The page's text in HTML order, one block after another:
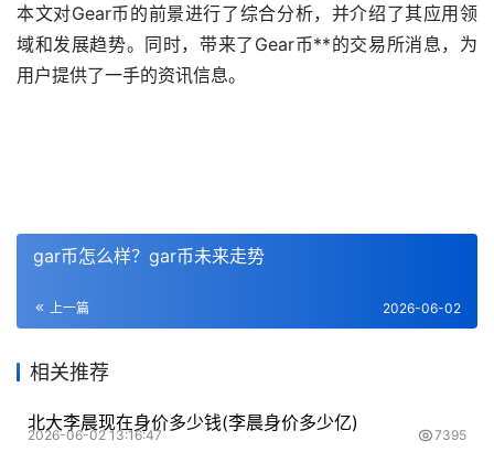
本文对Gear币的前景进行了综合分析，并介绍了其应用领
域和发展趋势。同时，带来了Gear币**的交易所消息，为
用户提供了一手的资讯信息。
gar币怎么样？gar币未来走势
上一篇 2026-06-02
相关推荐
北大李晨现在身价多少钱(李晨身价多少亿)
2026-06-02 13:16:47 7395